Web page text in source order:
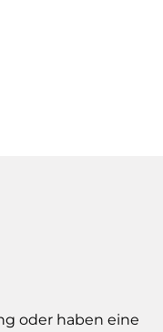
oder haben eine